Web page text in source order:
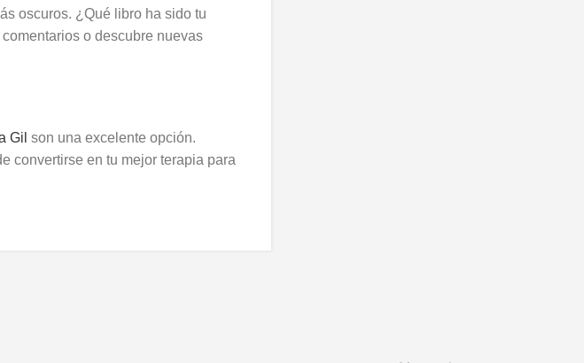
oscuros. ¿Qué libro ha sido tu
o descubre nuevas
Gil son una excelente opción.
convertirse en tu mejor terapia para